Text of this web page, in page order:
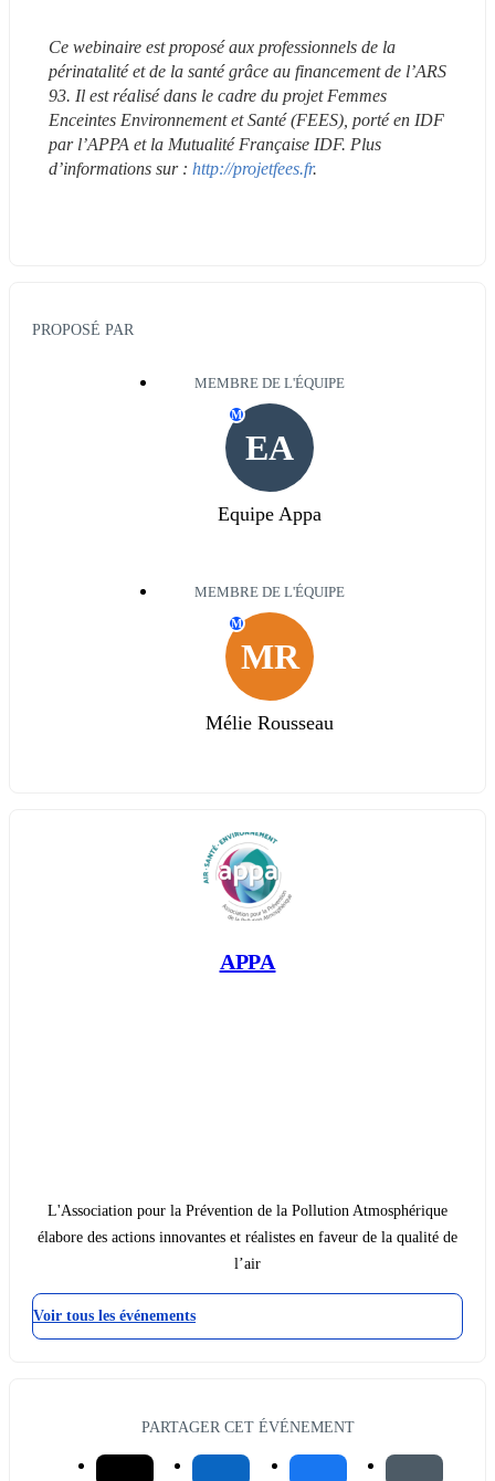
Ce webinaire est proposé aux professionnels de la
périnatalité et de la santé grâce au financement de l’ARS
93. Il est réalisé dans le cadre du projet Femmes
Enceintes Environnement et Santé (FEES), porté en IDF
par l’APPA et la Mutualité Française IDF. Plus
d’informations sur : http://projetfees.fr.
PROPOSÉ PAR
MEMBRE DE L'ÉQUIPE
EA
M
Equipe Appa
MEMBRE DE L'ÉQUIPE
MR
M
Mélie Rousseau
APPA
L'Association pour la Prévention de la Pollution Atmosphérique
élabore des actions innovantes et réalistes en faveur de la qualité de
l’air
Voir tous les événements
PARTAGER CET ÉVÉNEMENT